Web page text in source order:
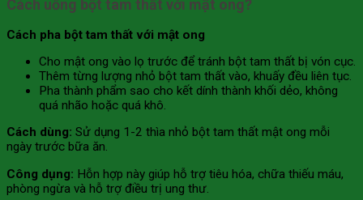
Cách uống bột tam thất với mật ong?
Cách pha bột tam thất với mật ong
Cho mật ong vào lọ trước để tránh bột tam thất bị vón cục.
Thêm từng lượng nhỏ bột tam thất vào, khuấy đều liên tục.
Pha thành phẩm sao cho kết dính thành khối dẻo, không
quá nhão hoặc quá khô.
Cách dùng: Sử dụng 1-2 thìa nhỏ bột tam thất mật ong mỗi
ngày trước bữa ăn.
Công dụng: Hỗn hợp này giúp hỗ trợ tiêu hóa, chữa thiếu máu,
phòng ngừa và hỗ trợ điều trị ung thư.